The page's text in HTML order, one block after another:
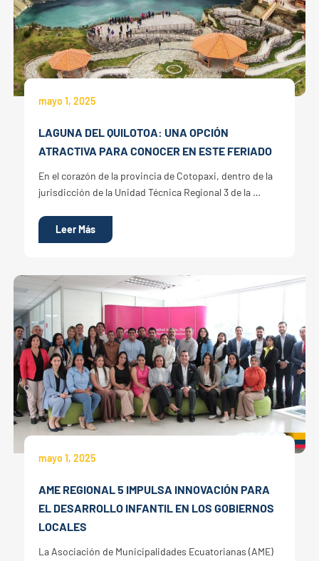
mayo 1, 2025
LAGUNA DEL QUILOTOA: UNA OPCIÓN
ATRACTIVA PARA CONOCER EN ESTE FERIADO
En el corazón de la provincia de Cotopaxi, dentro de la
jurisdicción de la Unidad Técnica Regional 3 de la …
Leer Más
mayo 1, 2025
AME REGIONAL 5 IMPULSA INNOVACIÓN PARA
EL DESARROLLO INFANTIL EN LOS GOBIERNOS
LOCALES
La Asociación de Municipalidades Ecuatorianas (AME)